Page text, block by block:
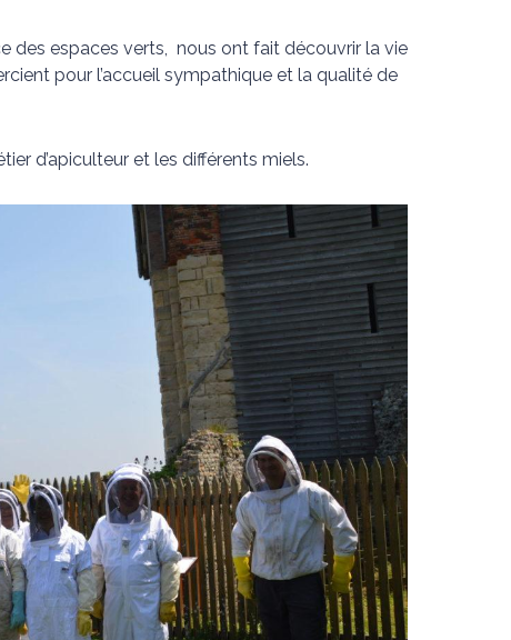
des espaces verts, nous ont fait découvrir la vie
pour l’accueil sympathique et la qualité de
d’apiculteur et les différents miels.